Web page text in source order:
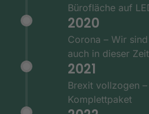
Bürofläche auf
2020
Corona – Wir
auch in dieser Zeit
2021
Brexit vollzogen
Komplettpaket